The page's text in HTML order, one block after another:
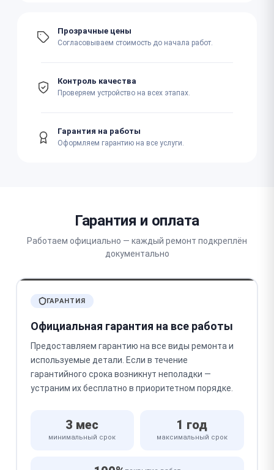
Прозрачные цены
Согласовываем стоимость до начала работ.
Контроль качества
Проверяем устройство на всех этапах.
Гарантия на работы
Оформляем гарантию на все услуги.
Гарантия и оплата
Работаем официально — каждый ремонт подкреплён
документально
ГАРАНТИЯ
Официальная гарантия на все работы
Предоставляем гарантию на все виды ремонта и
используемые детали. Если в течение
гарантийного срока возникнут неполадки —
устраним их бесплатно в приоритетном порядке.
3 мес
минимальный срок
1 год
максимальный срок